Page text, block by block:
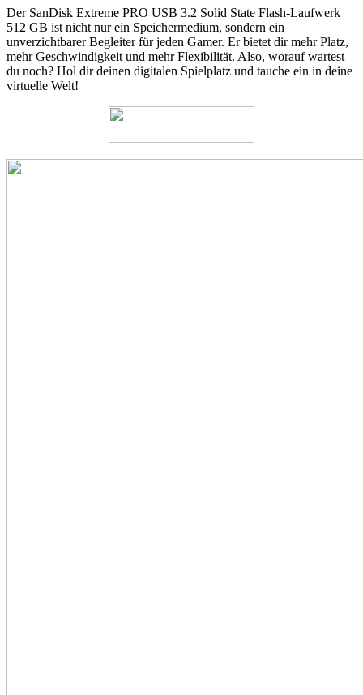
Der SanDisk Extreme PRO USB 3.2 Solid State Flash-Laufwerk
512 GB ist nicht nur ein Speichermedium, sondern ein
unverzichtbarer Begleiter für jeden Gamer. Er bietet dir mehr Platz,
mehr Geschwindigkeit und mehr Flexibilität. Also, worauf wartest
du noch? Hol dir deinen digitalen Spielplatz und tauche ein in deine
virtuelle Welt!